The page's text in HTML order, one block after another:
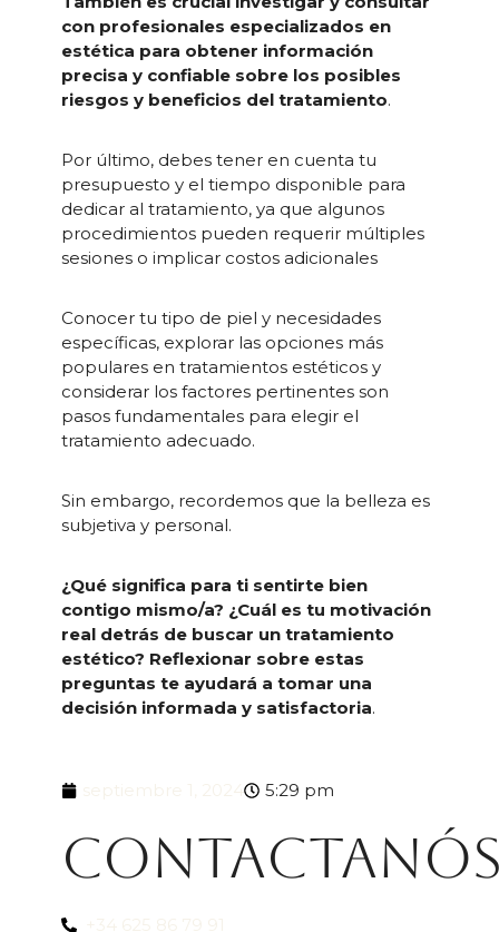
con profesionales especializados en
estética para obtener información
precisa y confiable sobre los posibles
riesgos y beneficios del tratamiento.
Por último, debes tener en cuenta tu
presupuesto y el tiempo disponible para
dedicar al tratamiento, ya que algunos
procedimientos pueden requerir múltiples
sesiones o implicar costos adicionales
Conocer tu tipo de piel y necesidades
específicas, explorar las opciones más
populares en tratamientos estéticos y
considerar los factores pertinentes son
pasos fundamentales para elegir el
tratamiento adecuado.
Sin embargo, recordemos que la belleza es
subjetiva y personal.
¿Qué significa para ti sentirte bien
contigo mismo/a? ¿Cuál es tu motivación
real detrás de buscar un tratamiento
estético? Reflexionar sobre estas
preguntas te ayudará a tomar una
decisión informada y satisfactoria.
5:29 pm